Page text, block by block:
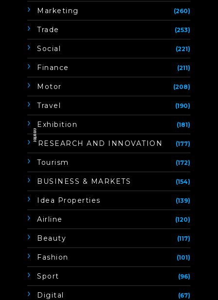
Marketing (260)
Trade (253)
Social (221)
Finance (211)
Motor (208)
Travel (190)
Exhibition (181)
ิิีิิิิิRESEARCH AND INNOVATION (177)
Tourism (172)
BUSINESS & MARKETS (154)
Idea Properties (139)
Airline (120)
Beauty (117)
Fashion (101)
Sport (96)
Digital (67)